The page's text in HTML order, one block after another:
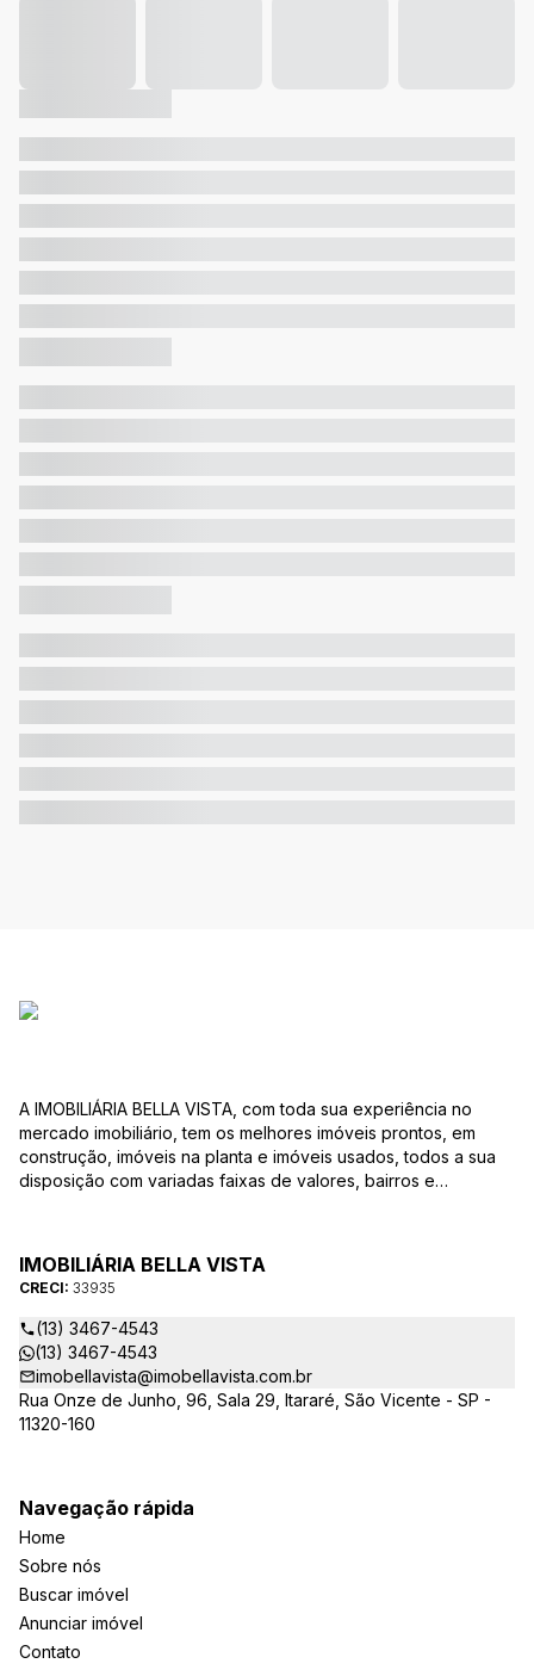
A IMOBILIÁRIA BELLA VISTA, com toda sua experiência no
mercado imobiliário, tem os melhores imóveis prontos, em
construção, imóveis na planta e imóveis usados, todos a sua
disposição com variadas faixas de valores, bairros e
ao CRECI-EE – estarão sempre prontos para responder-lhe
todas as suas dúvidas sobre casas, apartamentos, terrenos,
salas comerciais e outros produtos imobiliários.
IMOBILIÁRIA BELLA VISTA
CRECI: 33935
(13) 3467-4543
(13) 3467-4543
imobellavista@imobellavista.com.br
Rua Onze de Junho, 96, Sala 29, Itararé, São Vicente - SP -
11320-160
Navegação rápida
Home
Sobre nós
Buscar imóvel
Anunciar imóvel
Contato